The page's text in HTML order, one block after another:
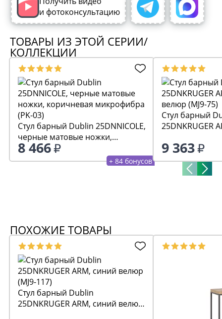
и фотоконсультацию
ТОВАРЫ ИЗ ЭТОЙ СЕРИИ/
КОЛЛЕКЦИИ
Стул барный Dublin 25DNNICOLE,
черные матовые ножки,
коричневая микрофибра (PK-03)
8 466
+ 84 бонусов
Стул барный
25DNKRUGER
9 363
ПОХОЖИЕ ТОВАРЫ
Стул барный Dublin
25DNKRUGER ARM, синий велюр